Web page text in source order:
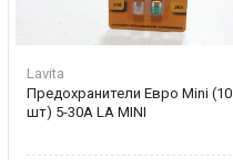
Lavita
Предохранители Евро Mini (10
шт) 5-30А LA MINI